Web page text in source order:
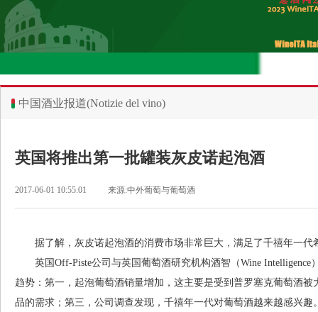
中国酒业报道(Notizie del vino)
英国将推出第一批罐装灰皮诺起泡酒
2017-06-01 10:55:01 来源:中外葡萄与葡萄酒
据了解，灰皮诺起泡酒的消费市场非常巨大，满足了千禧年一代
英国Off-Piste公司与英国葡萄酒研究机构酒智（Wine Intelligence
趋势：第一，起泡葡萄酒销量增加，这主要是受到普罗塞克葡萄酒
品的需求；第三，公司调查发现，千禧年一代对葡萄酒越来越感兴